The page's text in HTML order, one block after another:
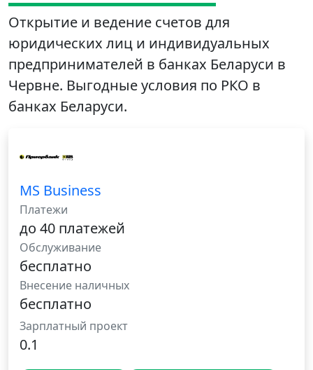
Открытие и ведение счетов для
юридических лиц и индивидуальных
предпринимателей в банках Беларуси в
Червне. Выгодные условия по РКО в
банках Беларуси.
MS Business
Платежи
до 40 платежей
Обслуживание
бесплатно
Внесение наличных
бесплатно
Зарплатный проект
0.1